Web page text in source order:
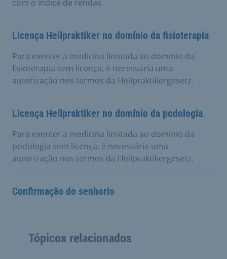
com o índice de rendas.
Licença Heilpraktiker no domínio da fisioterapia
Para exercer a medicina limitada ao domínio da
fisioterapia sem licença, é necessária uma
autorização nos termos da Heilpraktikergesetz.
Licença Heilpraktiker no domínio da podologia
Para exercer a medicina limitada ao domínio da
podologia sem licença, é necessária uma
autorização nos termos da Heilpraktikergesetz.
Confirmação do senhorio
Tópicos relacionados